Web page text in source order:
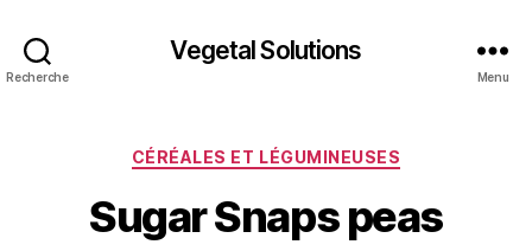
Recherche
Vegetal Solutions
Menu
Catégories
CÉRÉALES ET LÉGUMINEUSES
Sugar Snaps peas